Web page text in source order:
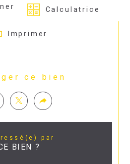
Calculatrice
Imprimer
ce bien
par
BIEN ?